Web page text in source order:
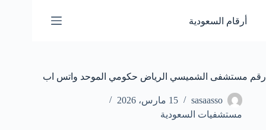
المحتوى
أرقام السعودية
رقم مستشفى الشميسي الرياض حكومي الموحد واتس اب
sasaasso
15 مارس، 2026
مستشفيات السعودية